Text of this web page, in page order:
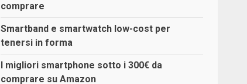
comprare
Smartband e smartwatch low-cost per
tenersi in forma
I migliori smartphone sotto i 300€ da
comprare su Amazon